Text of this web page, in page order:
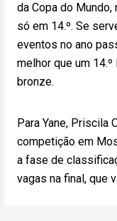
da Copa do
só em 14.º. Se
eventos no ano
melhor que um
bronze.
Para Yane, Priscila
competição em
a fase de
vagas na final, que